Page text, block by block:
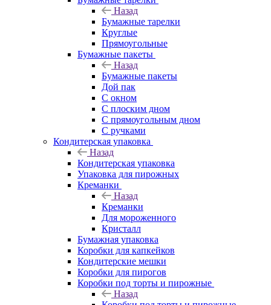
Назад
Бумажные тарелки
Круглые
Прямоугольные
Бумажные пакеты
Назад
Бумажные пакеты
Дой пак
С окном
С плоским дном
С прямоугольным дном
С ручками
Кондитерская упаковка
Назад
Кондитерская упаковка
Упаковка для пирожных
Креманки
Назад
Креманки
Для мороженного
Кристалл
Бумажная упаковка
Коробки для капкейков
Кондитерские мешки
Коробки для пирогов
Коробки под торты и пирожные
Назад